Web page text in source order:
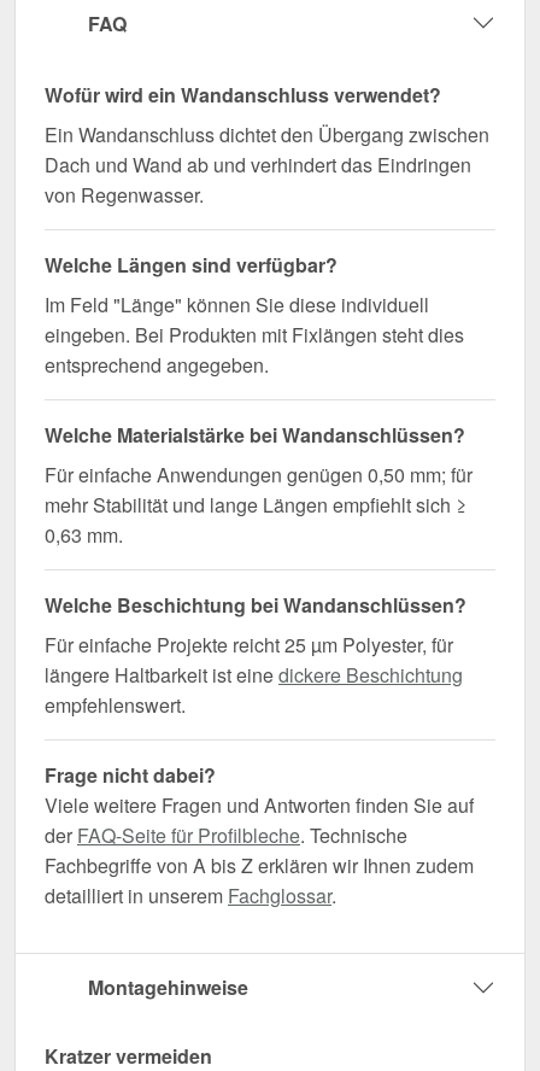
FAQ
Wofür wird ein Wandanschluss verwendet?
Ein Wandanschluss dichtet den Übergang zwischen
Dach und Wand ab und verhindert das Eindringen
von Regenwasser.
Welche Längen sind verfügbar?
Im Feld "Länge" können Sie diese individuell
eingeben. Bei Produkten mit Fixlängen steht dies
entsprechend angegeben.
Welche Materialstärke bei Wandanschlüssen?
Für einfache Anwendungen genügen 0,50 mm; für
mehr Stabilität und lange Längen empfiehlt sich ≥
0,63 mm.
Welche Beschichtung bei Wandanschlüssen?
Für einfache Projekte reicht 25 µm Polyester, für
längere Haltbarkeit ist einedickere Beschichtung
empfehlenswert.
Frage nicht dabei?
Viele weitere Fragen und Antworten finden Sie auf
der FAQ-Seite für Profilbleche. Technische
Fachbegriffe von A bis Z erklären wir Ihnen zudem
detailliert in unserem Fachglossar.
Montagehinweise
Kratzer vermeiden